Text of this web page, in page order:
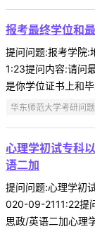
报考最终学位和
提问问题:报考学院
1:23提问内容:请问
是你学位证书上和
华东师范大学考研问题
心理学初试专科
语二加
提问问题:心理学初
020-09-2111:22提
思政/英语二加心理